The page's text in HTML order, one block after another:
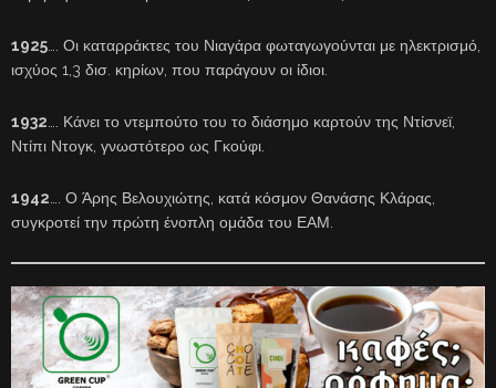
1925 …. Οι καταρράκτες του Νιαγάρα φωταγωγούνται με ηλεκτρισμό,
ισχύος 1,3 δισ. κηρίων, που παράγουν οι ίδιοι.
1932 …. Κάνει το ντεμπούτο του το διάσημο καρτούν της Ντίσνεϊ,
Ντίπι Ντογκ, γνωστότερο ως Γκούφι.
1942 …. Ο Άρης Βελουχιώτης, κατά κόσμον Θανάσης Κλάρας,
συγκροτεί την πρώτη ένοπλη ομάδα του ΕΑΜ.